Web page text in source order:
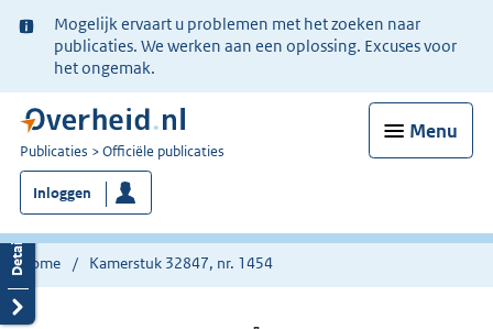
Ter
informatie:
Mogelijk ervaart u problemen met het zoeken naar
publicaties. We werken aan een oplossing. Excuses voor
het ongemak.
Menu
U
bent
nu
hier:
Publicaties Officiële publicaties
Inloggen
Home Kamerstuk 32847, nr. 1454